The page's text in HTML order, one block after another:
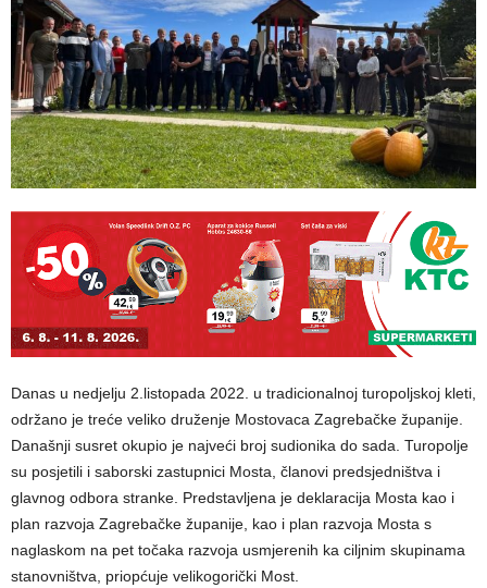
Danas u nedjelju 2.listopada 2022. u tradicionalnoj turopoljskoj kleti,
održano je treće veliko druženje Mostovaca Zagrebačke županije.
Današnji susret okupio je najveći broj sudionika do sada. Turopolje
su posjetili i saborski zastupnici Mosta, članovi predsjedništva i
glavnog odbora stranke. Predstavljena je deklaracija Mosta kao i
plan razvoja Zagrebačke županije, kao i plan razvoja Mosta s
naglaskom na pet točaka razvoja usmjerenih ka ciljnim skupinama
stanovništva, priopćuje velikogorički Most.